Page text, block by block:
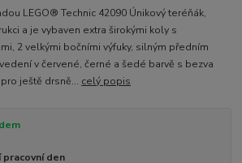
LEGO® Technic 42090 Únikový teréňák,
a je vybaven extra širokými koly s
2 velkými bočními výfuky, silným předním
v červené, černé a šedé barvě s bezva
ještě drsně... celý popis
den